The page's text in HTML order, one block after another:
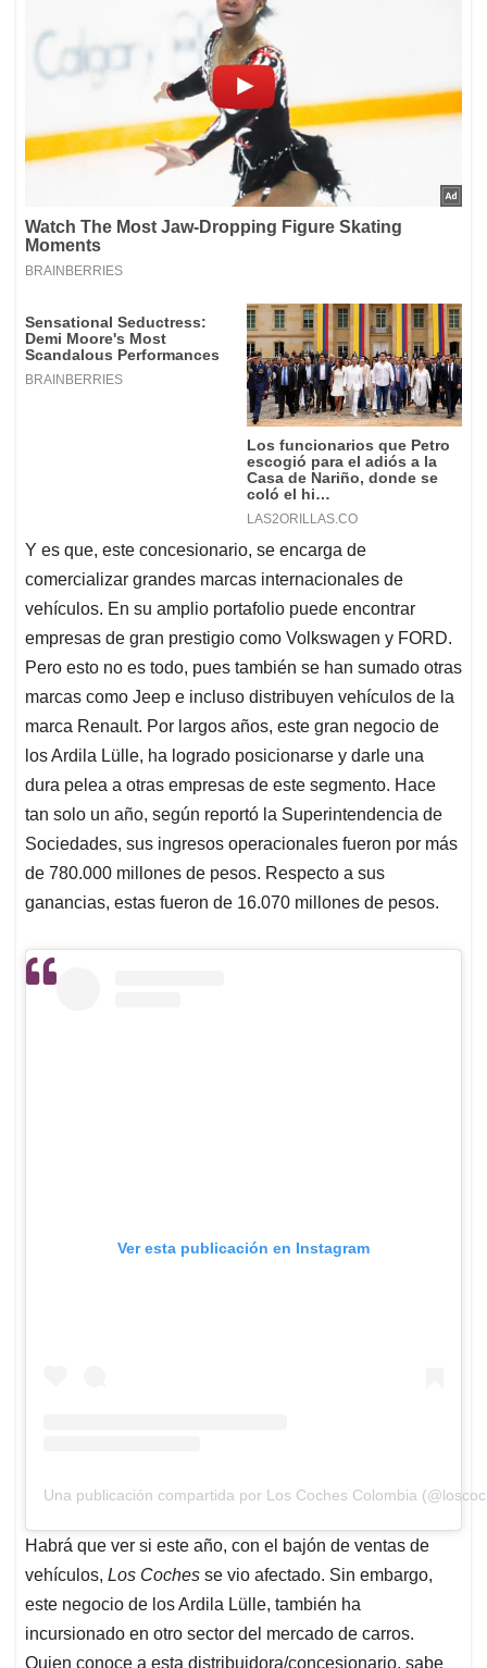
Y es que, este concesionario, se encarga de
comercializar grandes marcas internacionales de
vehículos. En su amplio portafolio puede encontrar
empresas de gran prestigio como Volkswagen y FORD.
Pero esto no es todo, pues también se han sumado otras
marcas como Jeep e incluso distribuyen vehículos de la
marca Renault. Por largos años, este gran negocio de
los Ardila Lülle, ha logrado posicionarse y darle una
dura pelea a otras empresas de este segmento. Hace
tan solo un año, según reportó la Superintendencia de
Sociedades, sus ingresos operacionales fueron por más
de 780.000 millones de pesos. Respecto a sus
ganancias, estas fueron de 16.070 millones de pesos.
Ver esta publicación en Instagram
Una publicación compartida por Los Coches Colombia
Habrá que ver si este año, con el bajón de ventas de
vehículos, Los Coches se vio afectado. Sin embargo,
este negocio de los Ardila Lülle, también ha
incursionado en otro sector del mercado de carros.
Quien conoce a esta distribuidora/concesionario, sabe